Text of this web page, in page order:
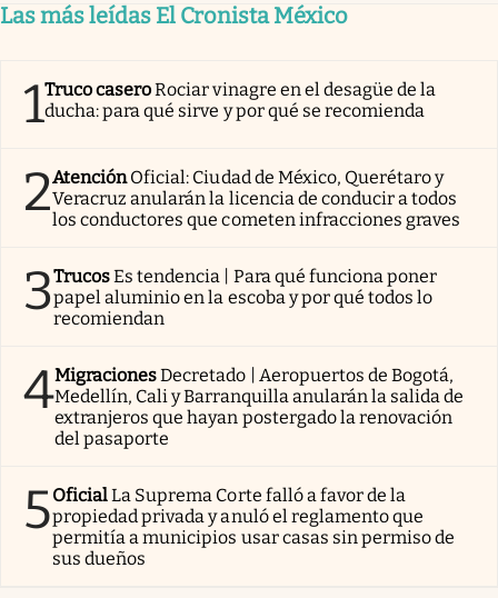
Las más leídas El Cronista México
1Truco caseroRociar vinagre en el desagüe de la
ducha: para qué sirve y por qué se recomienda
2AtenciónOficial: Ciudad de México, Querétaro y
Veracruz anularán la licencia de conducir a todos
los conductores que cometen infracciones graves
3TrucosEs tendencia | Para qué funciona poner
papel aluminio en la escoba y por qué todos lo
recomiendan
4MigracionesDecretado | Aeropuertos de Bogotá,
Medellín, Cali y Barranquilla anularán la salida de
extranjeros que hayan postergado la renovación
del pasaporte
5OficialLa Suprema Corte falló a favor de la
propiedad privada y anuló el reglamento que
permitía a municipios usar casas sin permiso de
sus dueños